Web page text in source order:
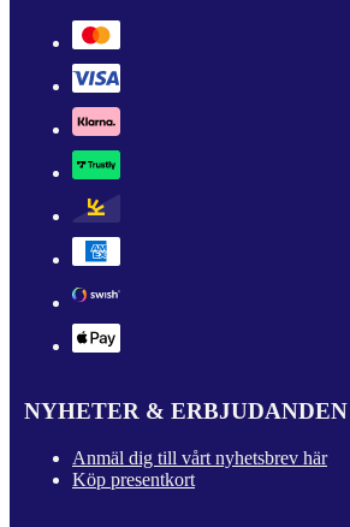
NYHETER & ERBJUDANDEN
Anmäl dig till vårt nyhetsbrev här
Köp presentkort